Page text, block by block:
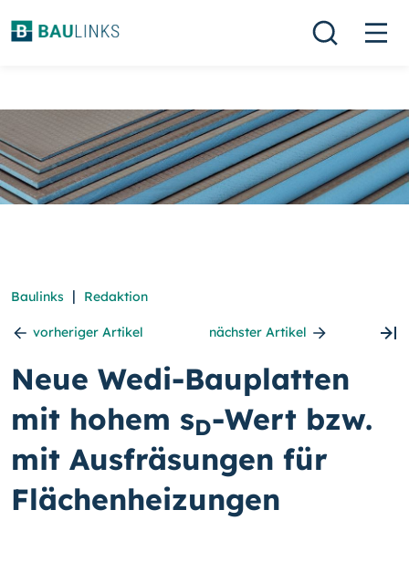
Baulinks | Redaktion
vorheriger Artikel nächster Artikel
Neue Wedi-Bauplatten
mit hohem sD-Wert bzw.
mit Ausfräsungen für
Flächenheizungen